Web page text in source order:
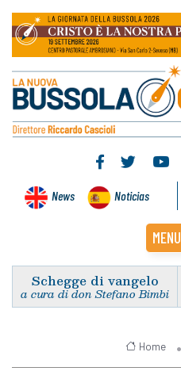
News Noticias
MENU
Schegge di vangelo
a cura di don Stefano Bimbi
Home